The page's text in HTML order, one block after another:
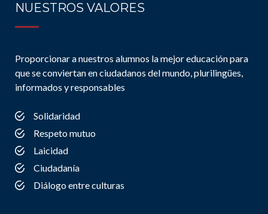
NUESTROS VALORES
Proporcionar a nuestros alumnos la mejor educación para
que se conviertan en ciudadanos del mundo, plurilingües,
informados y responsables
Solidaridad
Respeto mutuo
Laicidad
Ciudadanía
Diálogo entre culturas